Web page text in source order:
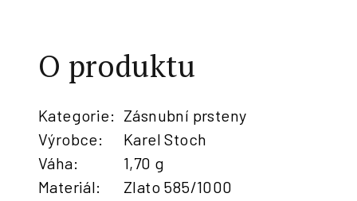
O produktu
Kategorie: Zásnubní prsteny
Výrobce:
Karel Stoch
Váha:
1,70 g
Materiál: Zlato 585/1000